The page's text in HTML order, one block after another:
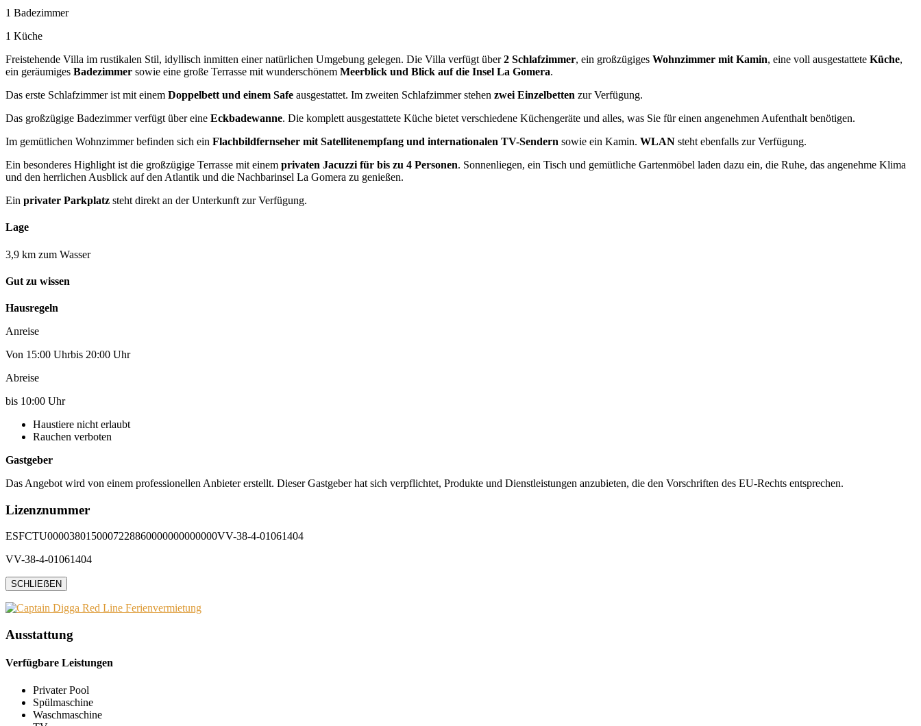
1 Badezimmer
1 Küche
Freistehende Villa im rustikalen Stil, idyllisch inmitten einer natürlichen Umgebung gelegen. Die Villa verfügt über2 Schlafzimmer, ein großzügiges Wohnzimmer mit Kamin, eine voll ausgestattete Küche,
ein geräumiges Badezimmer sowie eine große Terrasse mit wunderschönem Meerblick und Blick auf die Insel La Gomera.
Das erste Schlafzimmer ist mit einem Doppelbett und einem Safe ausgestattet. Im zweiten Schlafzimmer stehen zwei Einzelbetten zur Verfügung.
Das großzügige Badezimmer verfügt über eine Eckbadewanne. Die komplett ausgestattete Küche bietet verschiedene Küchengeräte und alles, was Sie für einen angenehmen Aufenthalt benötigen.
Im gemütlichen Wohnzimmer befinden sich ein Flachbildfernseher mit Satellitenempfang und internationalen TV-Sendern sowie ein Kamin. WLAN steht ebenfalls zur Verfügung.
Ein besonderes Highlight ist die großzügige Terrasse mit einem privaten Jacuzzi für bis zu 4 Personen. Sonnenliegen, ein Tisch und gemütliche Gartenmöbel laden dazu ein, die Ruhe, das angenehme Klima
und den herrlichen Ausblick auf den Atlantik und die Nachbarinsel La Gomera zu genießen.
Ein privater Parkplatz steht direkt an der Unterkunft zur Verfügung.
Lage
3,9 km zum Wasser
Gut zu wissen
Hausregeln
Anreise
Von 15:00 Uhrbis 20:00 Uhr
Abreise
bis 10:00 Uhr
Haustiere nicht erlaubt
Rauchen verboten
Gastgeber
Das Angebot wird von einem professionellen Anbieter erstellt. Dieser Gastgeber hat sich verpflichtet, Produkte und Dienstleistungen anzubieten, die den Vorschriften des EU-Rechts entsprechen.
Lizenznummer
ESFCTU0000380150007228860000000000000VV-38-4-01061404
VV-38-4-01061404
SCHLIEẞEN
Ausstattung
Verfügbare Leistungen
Privater Pool
Spülmaschine
Waschmaschine